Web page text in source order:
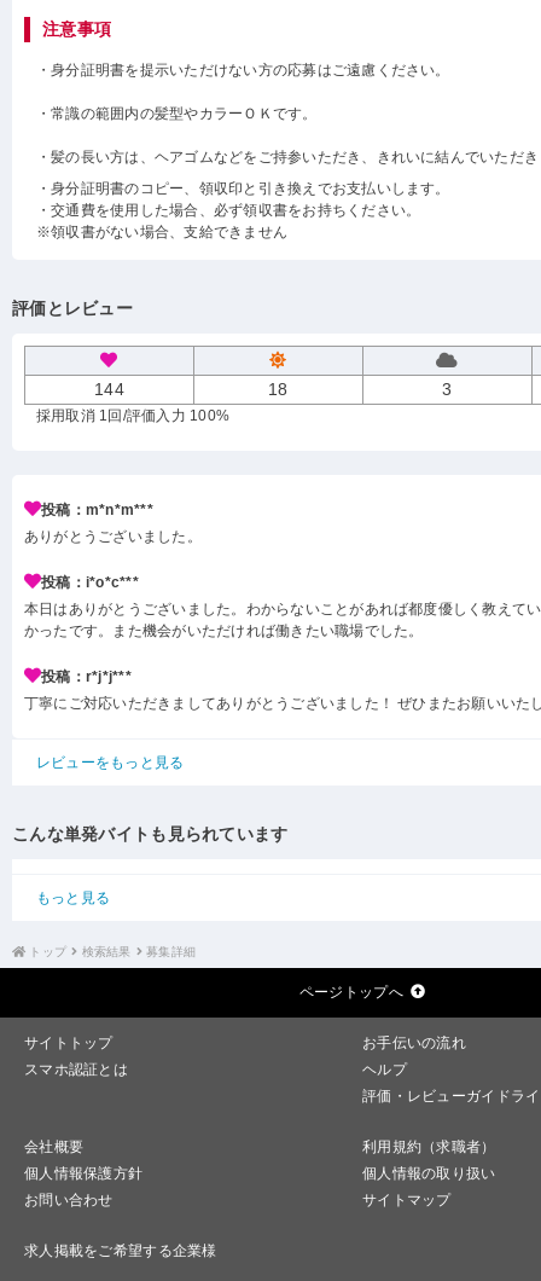
注意事項
・身分証明書を提示いただけない方の応募はご遠慮ください。
・常識の範囲内の髪型やカラーＯＫです。
・髪の長い方は、ヘアゴムなどをご持参いただき、きれいに結んでいただ
・身分証明書のコピー、領収印と引き換えでお支払いします。
・交通費を使用した場合、必ず領収書をお持ちください。
※領収書がない場合、支給できません
評価とレビュー
144 18 3
採用取消 1回 /評価入力 100%
投稿：m*n*m***
ありがとうございました。
投稿：i*o*c***
本日はありがとうございました。わからないことがあれば都度優しく教えて
かったです。また機会がいただければ働きたい職場でした。
投稿：r*j*j***
丁寧にご対応いただきましてありがとうございました！ ぜひまたお願いいた
レビューをもっと見る
こんな単発バイトも見られています
もっと見る
トップ 検索結果 募集詳細
ページトップへ
サイトトップ
お手伝いの流れ
スマホ認証とは
ヘルプ
評価・レビューガイドラ
会社概要
利用規約（求職者）
個人情報保護方針
個人情報の取り扱い
お問い合わせ
サイトマップ
求人掲載をご希望する企業様